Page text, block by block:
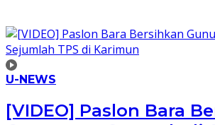
U-NEWS
[VIDEO] Paslon Bara